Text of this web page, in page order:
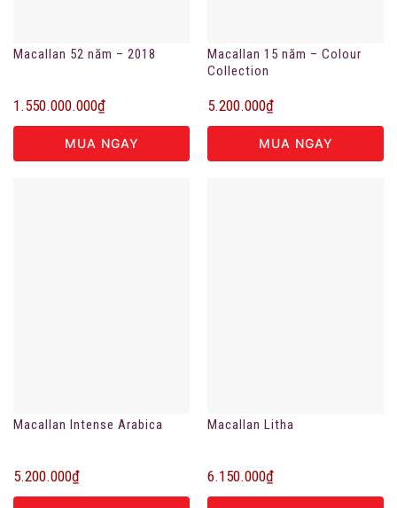
Macallan 52 năm – 2018
1.550.000.000₫
MUA NGAY
Macallan 15 năm – Colour
Collection
5.200.000₫
MUA NGAY
Macallan Intense Arabica
5.200.000₫
Macallan Litha
6.150.000₫